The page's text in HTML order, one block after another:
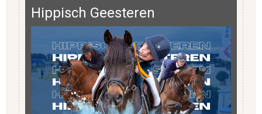
Hippisch Geesteren